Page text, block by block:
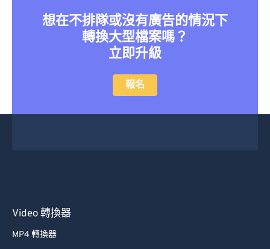
想在不排隊或沒有廣告的情況下
轉換大型檔案嗎？
立即升級
報名
Video 轉換器
MP4 轉換器